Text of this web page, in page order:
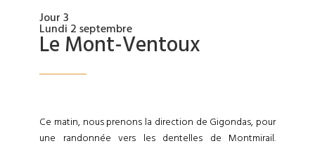
Jour 3
Lundi 2 septembre
Le Mont-Ventoux
Ce matin, nous prenons la direction de Gigondas, pour
une randonnée vers les dentelles de Montmirail.